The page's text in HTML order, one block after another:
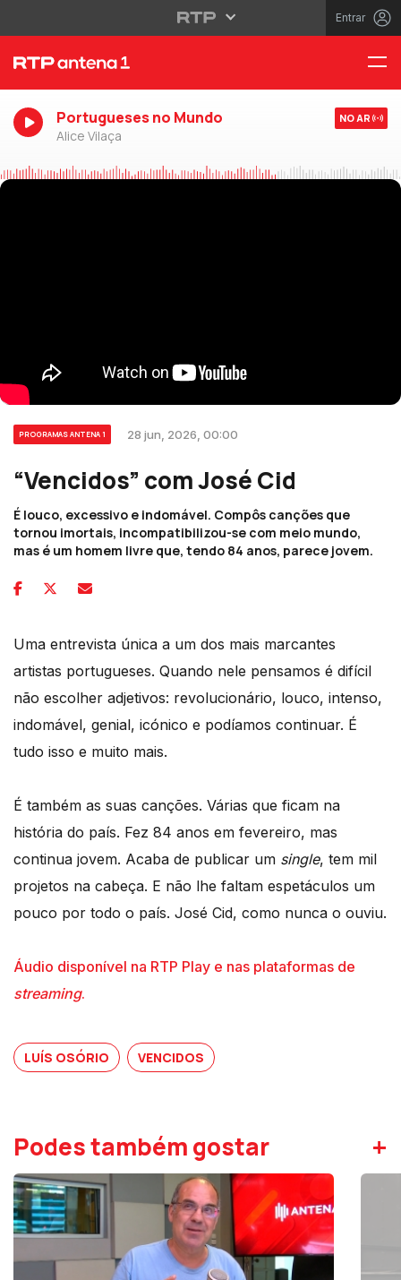
Entrar
Portugueses no Mundo
Alice Vilaça
NO AR
PROGRAMAS ANTENA 1 28 jun, 2026, 00:00
“Vencidos” com José Cid
É louco, excessivo e indomável. Compôs canções que
tornou imortais, incompatibilizou-se com meio mundo,
mas é um homem livre que, tendo 84 anos, parece jovem.
Uma entrevista única a um dos mais marcantes
artistas portugueses. Quando nele pensamos é difícil
não escolher adjetivos: revolucionário, louco, intenso,
indomável, genial, icónico e podíamos continuar. É
tudo isso e muito mais.
É também as suas canções. Várias que ficam na
história do país. Fez 84 anos em fevereiro, mas
continua jovem. Acaba de publicar um single, tem mil
projetos na cabeça. E não lhe faltam espetáculos um
pouco por todo o país. José Cid, como nunca o ouviu.
Áudio disponível na RTP Play e nas plataformas de
streaming.
LUÍS OSÓRIO VENCIDOS
Podes também gostar +